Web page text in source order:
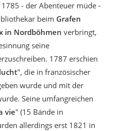
- der Abenteuer müde -
beim Grafen
in Nordböhmen verbringt,
seine
1787 erschien
", die in französischer
wurde und mit der
Seine umfangreichen
vie" (15 Bände in
allerdings erst 1821 in